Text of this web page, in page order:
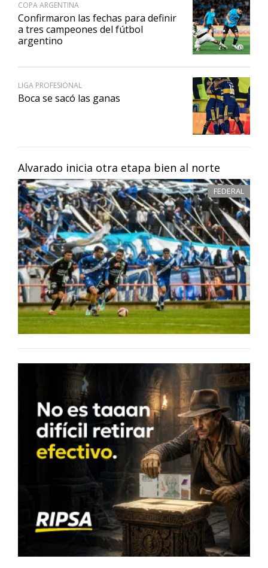
Alvarado inicia otra etapa bien al norte
FEDERAL
COPA ARGENTINA
Confirmaron las fechas para definir
a tres campeones del fútbol
argentino
LIGA PROFESIONAL
Boca se sacó las ganas